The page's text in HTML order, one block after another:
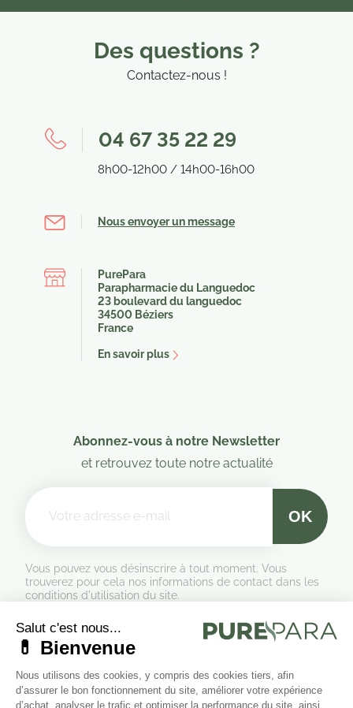
Des questions ?
Contactez-nous !
04 67 35 22 29
8h00-12h00 / 14h00-16h00
Nous envoyer un message
PurePara
Parapharmacie du Languedoc
23 boulevard du languedoc
34500 Béziers
France
En savoir plus
Abonnez-vous à notre Newsletter
et retrouvez toute notre actualité
Vous pouvez vous désinscrire à tout moment. Vous
trouverez pour cela nos informations de contact dans les
conditions d'utilisation du site.
Formulaire de rétractation
Marchand approuvé par la Société des Avis Garantis,cliquez ici
pour vérifier